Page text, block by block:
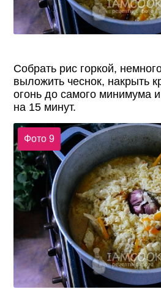
Собрать рис горкой,
выложить чеснок, накрыть
огонь до самого минимума и
на 15 минут.
Фото 9